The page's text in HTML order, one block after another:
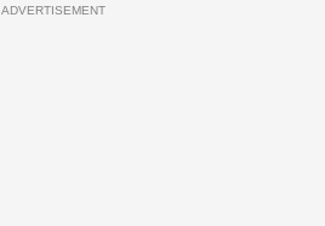
ADVERTISEMENT